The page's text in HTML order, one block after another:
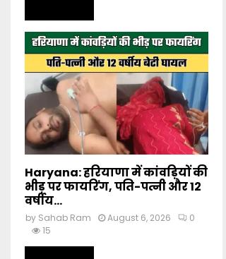
Haryana: हरियाणा में कांवड़ियों की
भीड़ पर फायरिंग, पति-पत्नी और 12
वर्षीय...
by Sahab Ram August 6, 2026
0
15